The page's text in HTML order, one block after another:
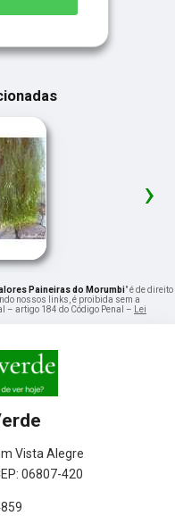
›
Paineiras do Morumbi" é de direito
nossos links, é proibida sem a
– artigo 184 do Código Penal – Lei
Vista Alegre
06807-420